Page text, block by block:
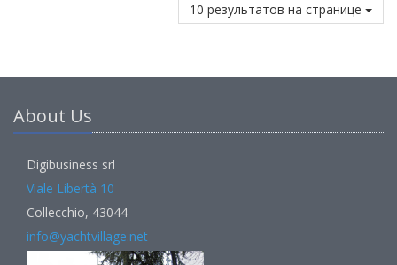
10 результатов на странице
About Us
Digibusiness srl
Viale Libertà 10
Collecchio, 43044
info@yachtvillage.net